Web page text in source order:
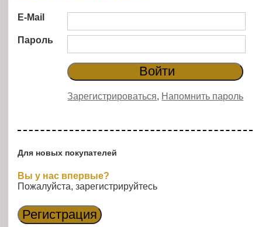
E-Mail
Пароль
Зарегистрироваться, Напомнить пароль
Для новых покупателей
Вы у нас впервые?
Пожалуйста, зарегистрируйтесь